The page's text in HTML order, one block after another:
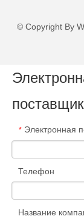
© Copyright By
* Электронная
Телефон
Название